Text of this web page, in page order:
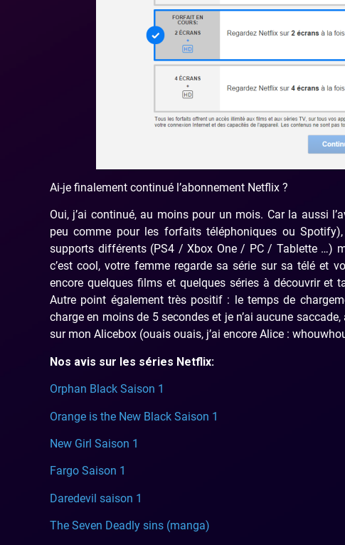
Ai-je finalement continué l’abonnement Netflix ?
Oui, j’ai continué, au moins pour un mois. Car la aussi
peu comme pour les forfaits téléphoniques ou
supports différents (PS4 / Xbox One / PC / Tablette …)
c’est cool, votre femme regarde sa série sur sa télé et
encore quelques films et quelques séries à découvrir et
Autre point également très positif : le temps de
charge en moins de 5 secondes et je n’ai aucune
sur mon Alicebox (ouais ouais, j’ai encore Alice :
Nos avis sur les séries Netflix:
Orphan Black Saison 1
Orange is the New Black Saison 1
New Girl Saison 1
Fargo Saison 1
Daredevil saison 1
The Seven Deadly sins (manga)